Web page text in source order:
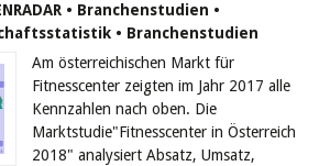
• Branchenstudien •
• Branchenstudien
Am österreichischen Markt für
Fitnesscenter zeigten im Jahr 2017 alle
Kennzahlen nach oben. Die
Marktstudie"Fitnesscenter in Österreich
2018" analysiert Absatz, Umsatz,